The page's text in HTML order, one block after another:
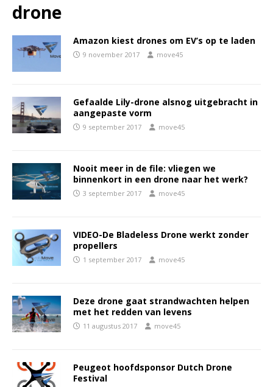
drone
Amazon kiest drones om EV’s op te laden
9 november 2017 move45
Gefaalde Lily-drone alsnog uitgebracht in
aangepaste vorm
9 september 2017 move45
Nooit meer in de file: vliegen we
binnenkort in een drone naar het werk?
3 september 2017 move45
VIDEO-De Bladeless Drone werkt zonder
propellers
1 september 2017 move45
Deze drone gaat strandwachten helpen
met het redden van levens
11 augustus 2017 move45
Peugeot hoofdsponsor Dutch Drone
Festival